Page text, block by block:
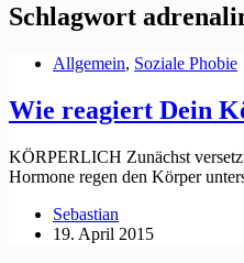
Schlagwort
Allgemein, Soziale Phobie
Wie reagiert Dein
KÖRPERLICH Zunächst
Hormone regen den Körper
Sebastian
19. April 2015